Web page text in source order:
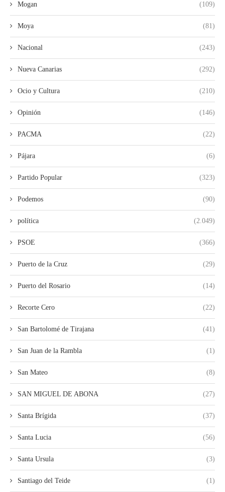
Mogan (109)
Moya (81)
Nacional (243)
Nueva Canarias (292)
Ocio y Cultura (210)
Opinión (146)
PACMA (22)
Pájara (6)
Partido Popular (323)
Podemos (90)
política (2.049)
PSOE (366)
Puerto de la Cruz (29)
Puerto del Rosario (14)
Recorte Cero (22)
San Bartolomé de Tirajana (41)
San Juan de la Rambla (1)
San Mateo (8)
SAN MIGUEL DE ABONA (27)
Santa Brígida (37)
Santa Lucia (56)
Santa Ursula (3)
Santiago del Teide (1)